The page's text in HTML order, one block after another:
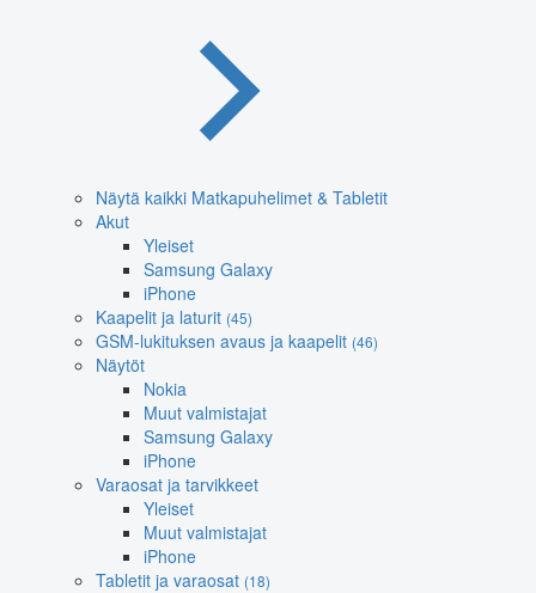
Näytä kaikki Matkapuhelimet & Tabletit
Akut
Yleiset
Samsung Galaxy
iPhone
Kaapelit ja laturit (45)
GSM-lukituksen avaus ja kaapelit (46)
Näytöt
Nokia
Muut valmistajat
Samsung Galaxy
iPhone
Varaosat ja tarvikkeet
Yleiset
Muut valmistajat
iPhone
Tabletit ja varaosat (18)